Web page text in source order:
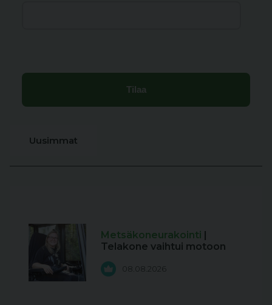
Uusimmat
Metsäkoneurakointi |
Telakone vaihtui motoon
08.08.2026